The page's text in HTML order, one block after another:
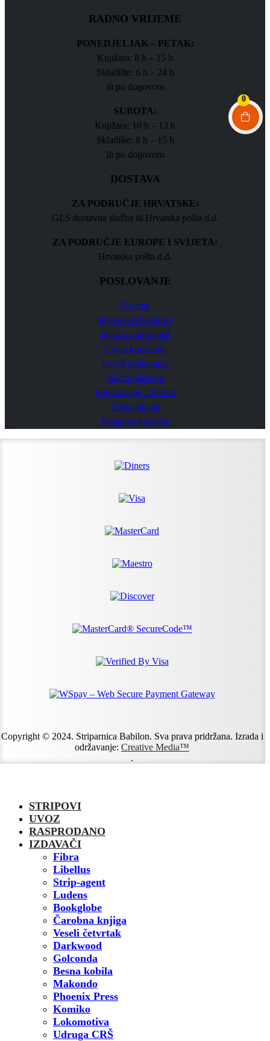
0
RADNO VRIJEME
PONEDJELJAK – PETAK:
Knjižara: 8 h – 15 h
Skladište: 6 h – 24 h
ili po dogovoru
SUBOTA:
Knjižara: 10 h – 13 h
Skladište: 8 h – 15 h
ili po dogovoru
DOSTAVA
ZA PODRUČJE HRVATSKE:
GLS dostavna služba ili Hrvatska pošta d.d.
ZA PODRUČJE EUROPE I SVIJETA:
Hrvatska pošta d.d.
POSLOVANJE
O nama
Izjava o privatnosti
Izjava o sigurnosti
Uvjeti korištenja
Uvjeti poslovanja
Način plaćanja
Reklamacije i povrati
Česta pitanja
Postavke kolačića
Copyright © 2024. Striparnica Babilon. Sva prava pridržana. Izrada i
održavanje: Creative Media™
.
STRIPOVI
UVOZ
RASPRODANO
IZDAVAČI
Fibra
Libellus
Strip-agent
Ludens
Bookglobe
Čarobna knjiga
Veseli četvrtak
Darkwood
Golconda
Besna kobila
Makondo
Phoenix Press
Komiko
Lokomotiva
Udruga CRŠ